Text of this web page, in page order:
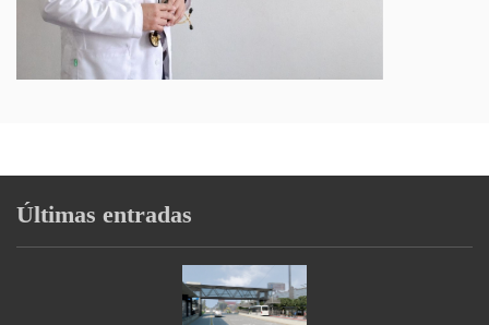
Últimas entradas